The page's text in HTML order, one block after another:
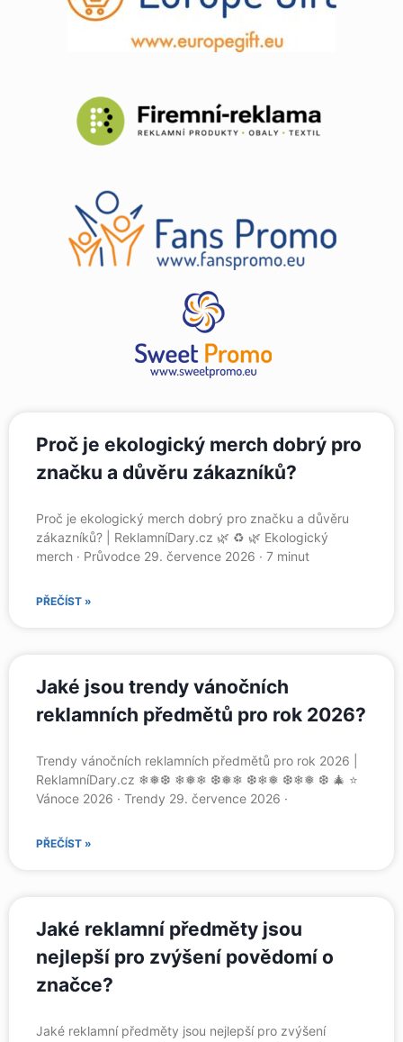
Proč je ekologický merch dobrý pro
značku a důvěru zákazníků?
Proč je ekologický merch dobrý pro značku a důvěru
zákazníků? | ReklamníDary.cz 🌿 ♻️ 🌿 Ekologický
merch · Průvodce 29. července 2026 · 7 minut
PŘEČÍST »
Jaké jsou trendy vánočních
reklamních předmětů pro rok 2026?
Trendy vánočních reklamních předmětů pro rok 2026 |
ReklamníDary.cz ❄❅❆ ❄❅❄ ❆❅❄ ❆❄❅ ❆❄❅ ❆ 🎄 ⭐
Vánoce 2026 · Trendy 29. července 2026 ·
PŘEČÍST »
Jaké reklamní předměty jsou
nejlepší pro zvýšení povědomí o
značce?
Jaké reklamní předměty jsou nejlepší pro zvýšení